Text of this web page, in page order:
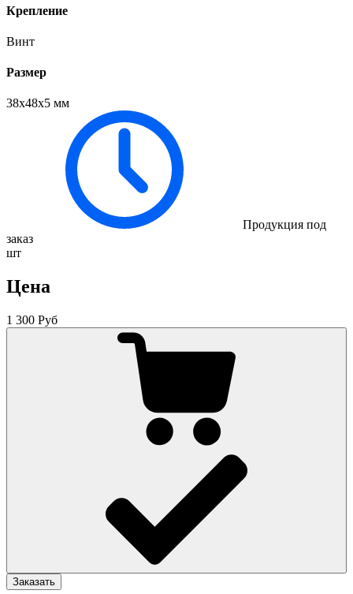
Крепление
Винт
Размер
38х48х5 мм
Продукция под
заказ
шт
Цена
1 300 Руб
Заказать